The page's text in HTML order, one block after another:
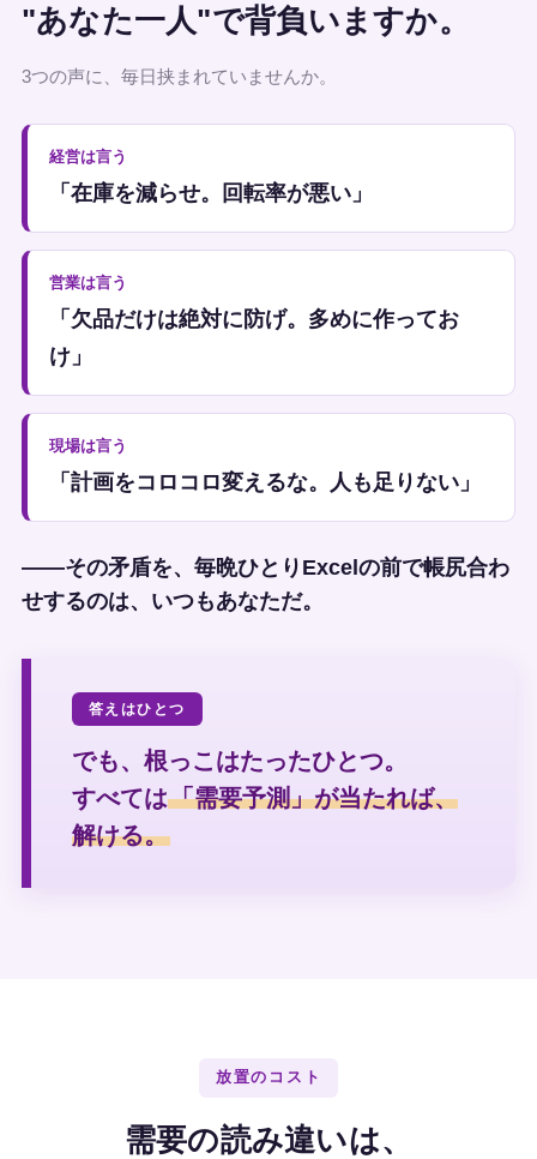
"あなた一人"で背負いますか。
3つの声に、毎日挟まれていませんか。
経営は言う
「在庫を減らせ。回転率が悪い」
営業は言う
「欠品だけは絶対に防げ。多めに作ってお
け」
現場は言う
「計画をコロコロ変えるな。人も足りない」
——その矛盾を、毎晩ひとりExcelの前で帳尻合わ
せするのは、いつもあなただ。
答えはひとつ
でも、根っこはたったひとつ。
すべては「需要予測」が当たれば、
解ける。
放置のコスト
需要の読み違いは、